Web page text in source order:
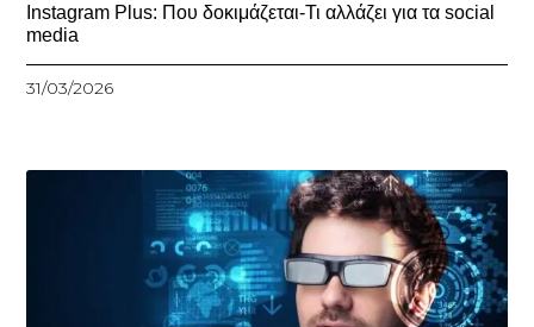
Instagram Plus: Που δοκιμάζεται-Τι αλλάζει για τα social
media
31/03/2026